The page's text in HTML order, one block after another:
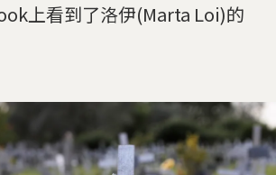
上看到了洛伊(Marta Loi)的